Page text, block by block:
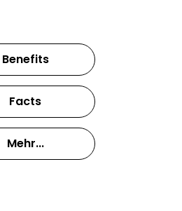
Benefits
Facts
Mehr...